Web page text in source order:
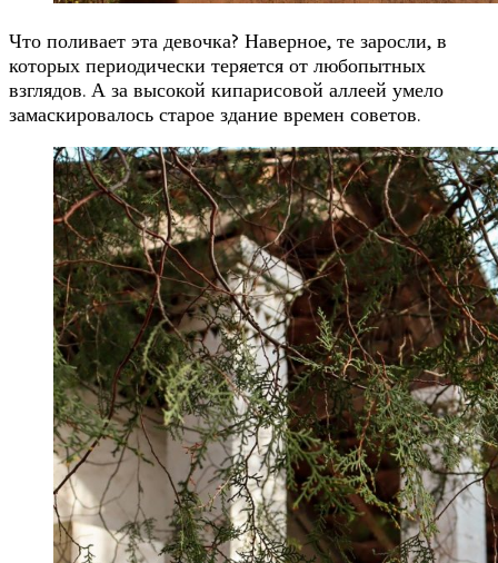
Что поливает эта девочка? Наверное, те заросли, в
которых периодически теряется от любопытных
взглядов. А за высокой кипарисовой аллеей умело
замаскировалось старое здание времен советов.